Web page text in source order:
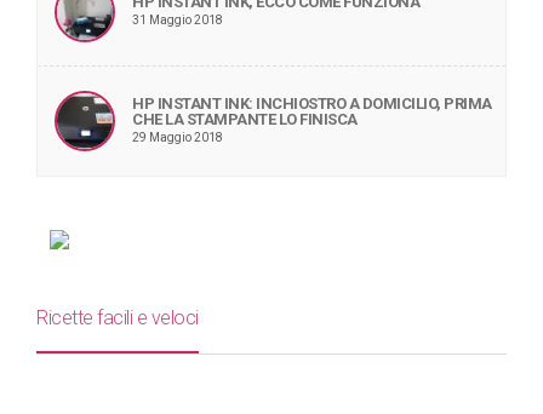
31 Maggio 2018
HP INSTANT INK: INCHIOSTRO A DOMICILIO, PRIMA
CHE LA STAMPANTE LO FINISCA
29 Maggio 2018
Ricette facili e veloci